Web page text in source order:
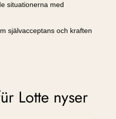
situationerna med
självacceptans och kraften
Lotte nyser